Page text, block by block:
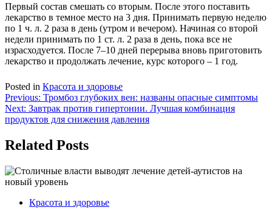
Первый состав смешать со вторым. После этого поставить
лекарство в темное место на 3 дня. Принимать первую неделю
по 1 ч. л. 2 раза в день (утром и вечером). Начиная со второй
недели принимать по 1 ст. л. 2 раза в день, пока все не
израсходуется. После 7–10 дней перерыва вновь приготовить
лекарство и продолжать лечение, курс которого – 1 год.
Posted in Красота и здоровье
Навигация
по
Previous: Тромбоз глубоких вен: названы опасные симптомы
Next: Завтрак против гипертонии. Лучшая комбинация
продуктов для снижения давления
Related Posts
Красота и здоровье